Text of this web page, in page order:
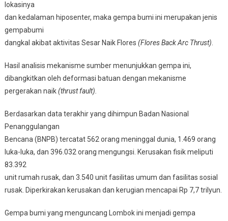
lokasinya
dan kedalaman hiposenter, maka gempa bumi ini merupakan jenis
gempabumi
dangkal akibat aktivitas Sesar Naik Flores (Flores Back Arc Thrust)
Hasil analisis mekanisme sumber menunjukkan gempa ini,
dibangkitkan oleh deformasi batuan dengan mekanisme
pergerakan naik(thrust fault).
Berdasarkan data terakhir yang dihimpun Badan Nasional
Penanggulangan
Bencana (BNPB) tercatat 562 orang meninggal dunia, 1.469 orang
luka-luka, dan 396.032 orang mengungsi. Kerusakan fisik meliputi
83.392
unit rumah rusak, dan 3.540 unit fasilitas umum dan fasilitas sosial
rusak. Diperkirakan kerusakan dan kerugian mencapai Rp 7,7 trilyun.
Gempa bumi yang menguncang Lombok ini menjadi gempa